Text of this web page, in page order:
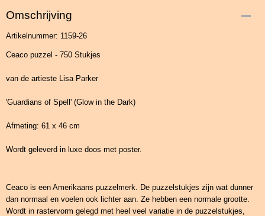
Omschrijving
Artikelnummer: 1159-26
Ceaco puzzel - 750 Stukjes
van de artieste Lisa Parker
'Guardians of Spell' (Glow in the Dark)
Afmeting: 61 x 46 cm
Wordt geleverd in luxe doos met poster.
Ceaco is een Amerikaans puzzelmerk. De puzzelstukjes zijn wat dunner
dan normaal en voelen ook lichter aan. Ze hebben een normale grootte.
Wordt in rastervorm gelegd met heel veel variatie in de puzzelstukjes,